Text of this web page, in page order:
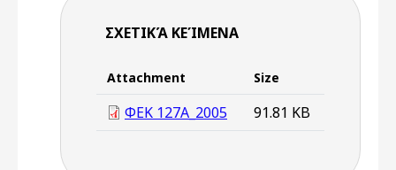
ΣΧΕΤΙΚΆ ΚΕΊΜΕΝΑ
Attachment Size
ΦΕΚ 127Α_2005 91.81 KB